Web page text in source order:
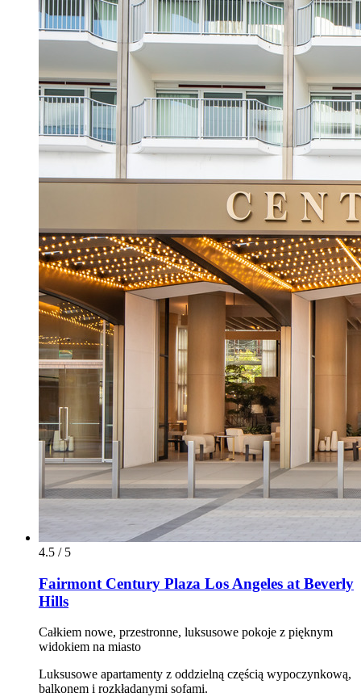
4.5 / 5
Fairmont Century Plaza Los Angeles at Beverly
Hills
Całkiem nowe, przestronne, luksusowe pokoje z pięknym
widokiem na miasto
Luksusowe apartamenty z oddzielną częścią wypoczynkową,
balkonem i rozkładanymi sofami.